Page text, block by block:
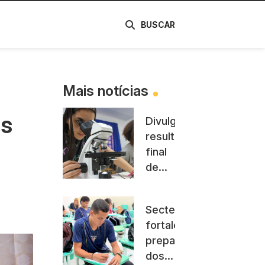
BUSCAR
Mais notícias
Divulgado
resultado
final
de
Programa
Ciência
na
Escola
Sectet
fortalece
preparação
dos